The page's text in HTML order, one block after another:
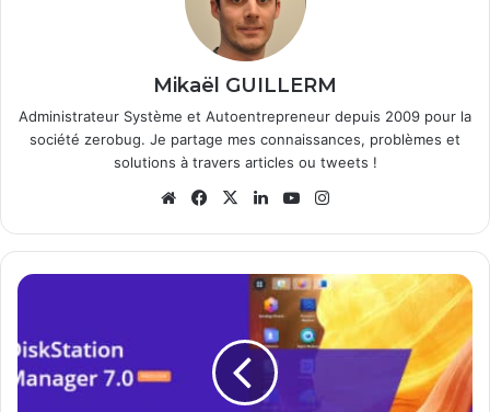
Mikaël GUILLERM
Administrateur Système et Autoentrepreneur depuis 2009 pour la
société zerobug. Je partage mes connaissances, problèmes et
solutions à travers articles ou tweets !
WebsiteFacebook
X LinkedinYouTube
Synology
:
Preview
disponible,